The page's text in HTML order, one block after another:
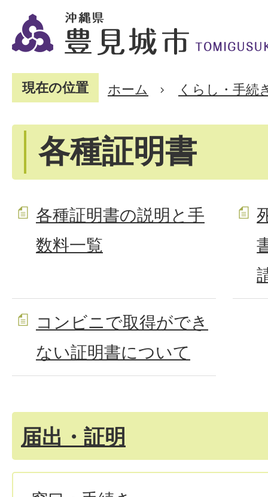
現在の位置 ホーム くらし・手続
各種証明書
各種証明書の説明と手
数料一覧
コンビニで取得ができ
ない証明書について
届出・証明